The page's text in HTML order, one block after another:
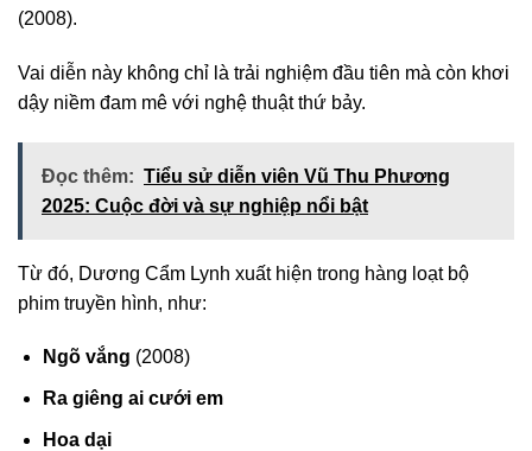
(2008).
Vai diễn này không chỉ là trải nghiệm đầu tiên mà còn khơi
dậy niềm đam mê với nghệ thuật thứ bảy.
Đọc thêm: Tiểu sử diễn viên Vũ Thu Phương
2025: Cuộc đời và sự nghiệp nổi bật
Từ đó, Dương Cẩm Lynh xuất hiện trong hàng loạt bộ
phim truyền hình, như:
Ngõ vắng (2008)
Ra giêng ai cưới em
Hoa dại